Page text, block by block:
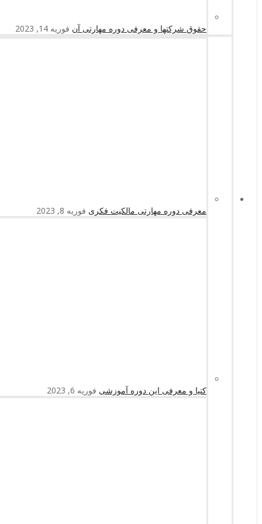
حقوق شرکتها و معرفی دوره مهارتی آن فوریه 14, 2023
معرفی دوره مهارتی مالکیت فکری فوریه 8, 2023
کتیا و معرفی این دوره آموزشی فوریه 6, 2023